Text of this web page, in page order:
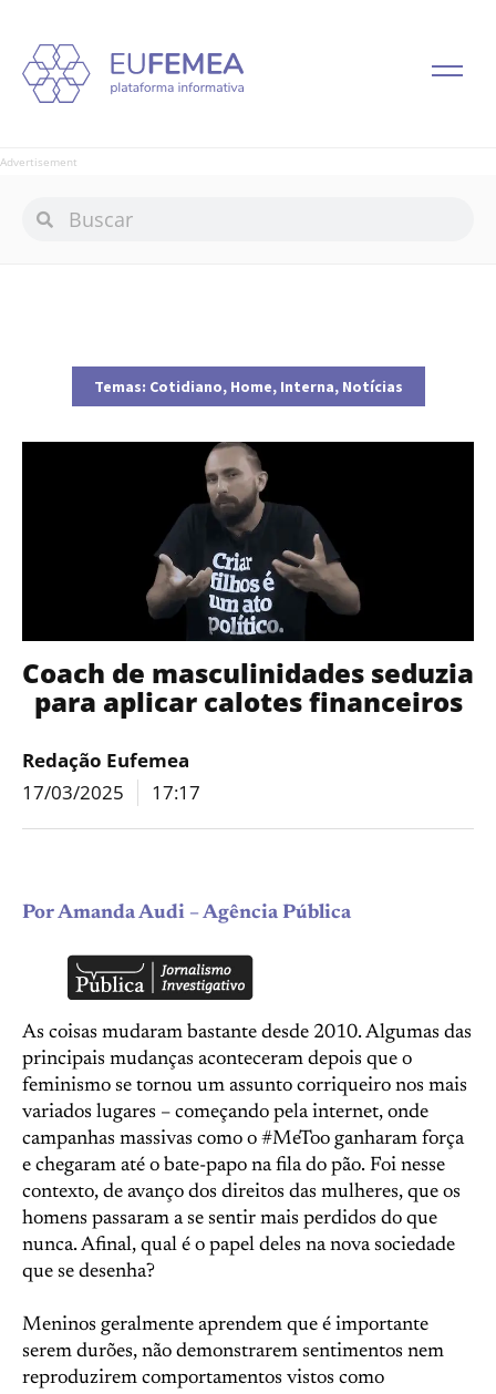
Advertisement
Temas: Cotidiano, Home, Interna, Notícias
Coach de masculinidades seduzia
para aplicar calotes financeiros
Redação Eufemea
17/03/2025
17:17
Por Amanda Audi – Agência Pública
As coisas mudaram bastante desde 2010. Algumas das
principais mudanças aconteceram depois que o
feminismo se tornou um assunto corriqueiro nos mais
variados lugares – começando pela internet, onde
campanhas massivas como o #MeToo ganharam força
e chegaram até o bate-papo na fila do pão. Foi nesse
contexto, de avanço dos direitos das mulheres, que os
homens passaram a se sentir mais perdidos do que
nunca. Afinal, qual é o papel deles na nova sociedade
que se desenha?
Meninos geralmente aprendem que é importante
serem durões, não demonstrarem sentimentos nem
reproduzirem comportamentos vistos como